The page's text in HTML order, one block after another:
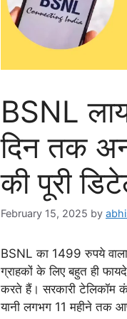
BSNL
दिन तक
की पूरी
February 15, 2025 by
BSNL का 1499 रुपये वाला
ग्राहकों के लिए बहुत ही
करते हैं। सरकारी टेलिकॉम
यानी लगभग 11 महीने तक